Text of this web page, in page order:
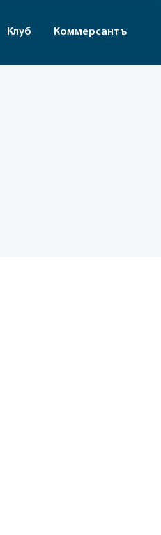
Клуб Коммерсантъ